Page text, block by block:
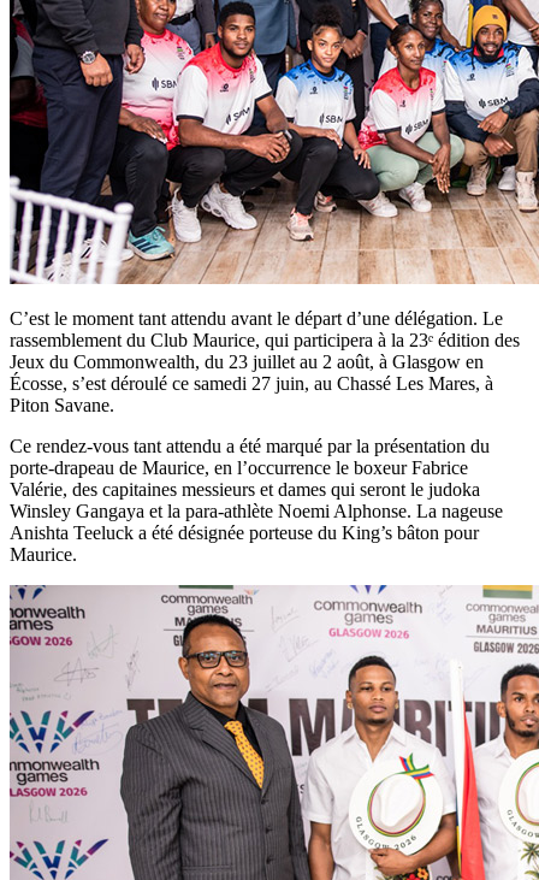
C’est le moment tant attendu avant le départ d’une délégation. Le
rassemblement du Club Maurice, qui participera à la 23ᵉ édition des
Jeux du Commonwealth, du 23 juillet au 2 août, à Glasgow en
Écosse, s’est déroulé ce samedi 27 juin, au Chassé Les Mares, à
Piton Savane.
Ce rendez-vous tant attendu a été marqué par la présentation du
porte-drapeau de Maurice, en l’occurrence le boxeur Fabrice
Valérie, des capitaines messieurs et dames qui seront le judoka
Winsley Gangaya et la para-athlète Noemi Alphonse. La nageuse
Anishta Teeluck a été désignée porteuse du King’s bâton pour
Maurice.